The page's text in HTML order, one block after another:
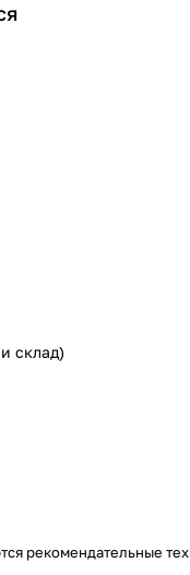
склад)
рекомендательные